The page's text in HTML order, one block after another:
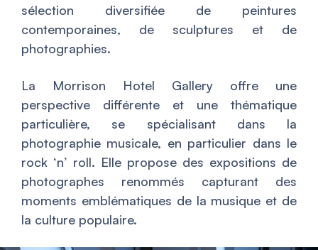
sélection diversifiée de peintures
contemporaines, de sculptures et de
photographies.
La Morrison Hotel Gallery offre une
perspective différente et une thématique
particulière, se spécialisant dans la
photographie musicale, en particulier dans le
rock ‘n’ roll. Elle propose des expositions de
photographes renommés capturant des
moments emblématiques de la musique et de
la culture populaire.